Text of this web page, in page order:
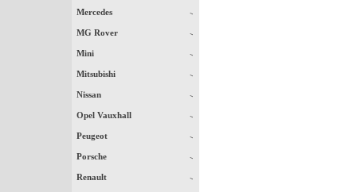
Mercedes
MG Rover
Mini
Mitsubishi
Nissan
Opel Vauxhall
Peugeot
Porsche
Renault